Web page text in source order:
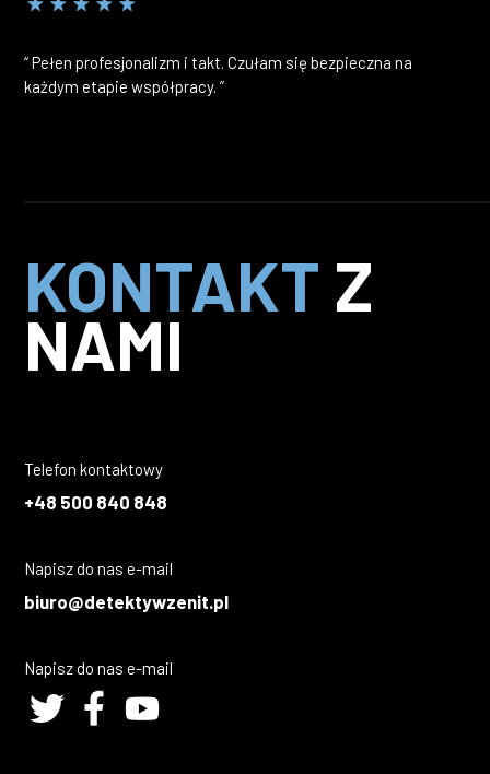
“ Pełen profesjonalizm i takt. Czułam się bezpieczna na
każdym etapie współpracy. ”
KONTAKT Z
NAMI
Telefon kontaktowy
+48 500 840 848
Napisz do nas e-mail
biuro@detektywzenit.pl
Napisz do nas e-mail